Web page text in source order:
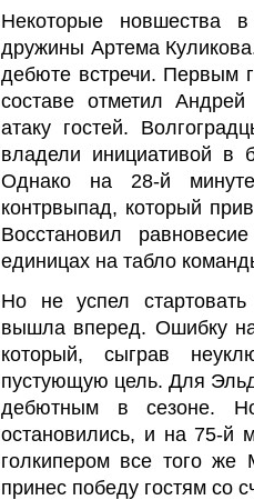
Некоторые новшества
дружины Артема
дебюте встречи. Первым
составе отметил
атаку гостей.
владели инициативой в
Однако на 28-й
контрвыпад, который
Восстановил
единицах на табло
Но не успел
вышла вперед. Ошибку
который, сыграв
пустующую цель. Для
дебютным в сезоне.
остановились, и на 75-й
голкипером все того
принес победу гостям со